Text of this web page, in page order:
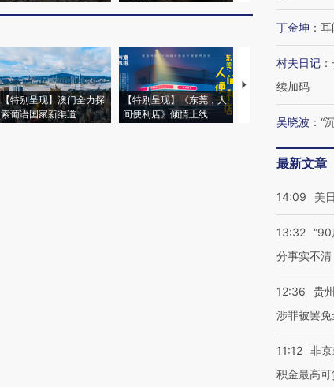
【特别呈现】澳门全力探
索葡语国家新渠道
【特别呈现】《东莞，人
间便利店》倾情上线
【推广】走进第四届
丁金坤 ： 耳
村夫日记 ：
续加码
吴晓波 ： “
最新文章
14:09 美
13:32 “90
分事实不清
12:36
贵
涉罪被罢
11:12 非
积金最高